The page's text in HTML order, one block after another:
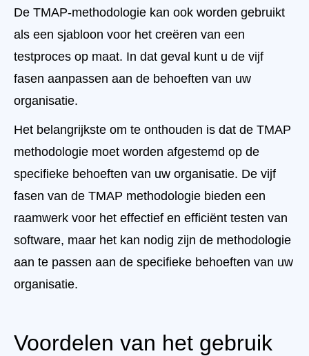
De TMAP-methodologie kan ook worden gebruikt
als een sjabloon voor het creëren van een
testproces op maat. In dat geval kunt u de vijf
fasen aanpassen aan de behoeften van uw
organisatie.
Het belangrijkste om te onthouden is dat de TMAP
methodologie moet worden afgestemd op de
specifieke behoeften van uw organisatie. De vijf
fasen van de TMAP methodologie bieden een
raamwerk voor het effectief en efficiënt testen van
software, maar het kan nodig zijn de methodologie
aan te passen aan de specifieke behoeften van uw
organisatie.
Voordelen van het gebruik